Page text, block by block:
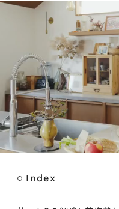
Index